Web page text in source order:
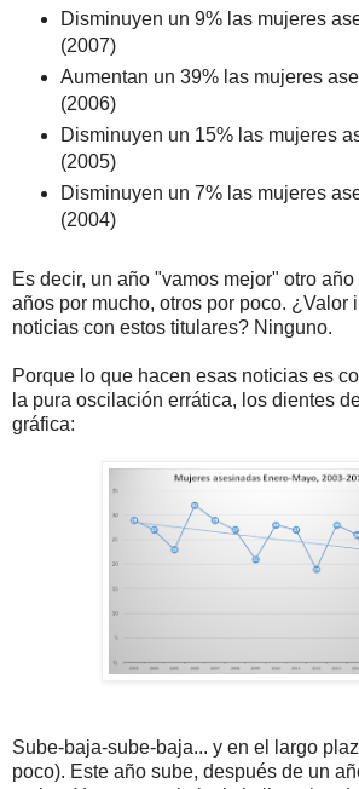
Disminuyen un 9% las mujeres
(2007)
Aumentan un 39% las mujeres
(2006)
Disminuyen un 15% las mujeres
(2005)
Disminuyen un 7% las mujeres
(2004)
Es decir, un año "vamos mejor" otro
años por mucho, otros por poco. ¿Valor
noticias con estos titulares? Ninguno.
Porque lo que hacen esas noticias es
la pura oscilación errática, los dientes
gráfica:
Sube-baja-sube-baja... y en el largo
poco). Este año sube, después de un